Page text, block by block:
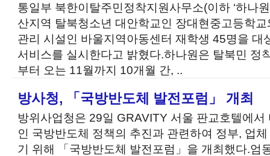
통일부 북한이탈주민정착지원사무소(이하 ‘하나
산지역 탈북청소년 대안학교인 장대현중고등학
관리 시설인 바울지역아동센터 재학생 45명을 대
서비스를 실시한다고 밝혔다.하나원은 탈북민 정
부터 오는 11월까지 10개월 간, ..
방사청, 「국방반도체 발전포럼」 개최
방위사업청은 29일 GRAVITY 서울 판교호텔에
인 국방반도체 정책의 추진과 관련하여 정부, 업
기 위해 「국방반도체 발전포럼」을 개최했다.엄